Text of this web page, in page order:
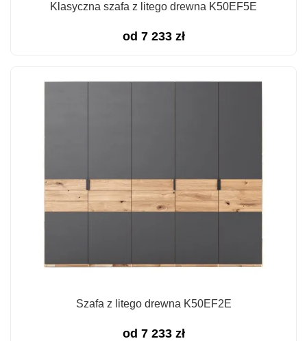
Klasyczna szafa z litego drewna K50EF5E
od 7 233 zł
Szafa z litego drewna K50EF2E
od 7 233 zł